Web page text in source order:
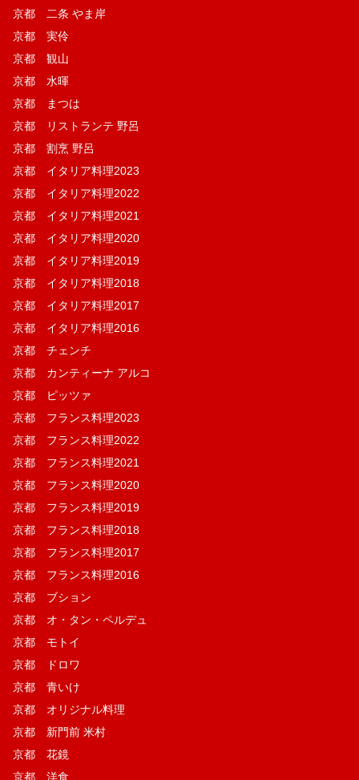
京都 二条 やま岸
京都 実伶
京都 観山
京都 水暉
京都 まつは
京都 リストランテ 野呂
京都 割烹 野呂
京都 イタリア料理2023
京都 イタリア料理2022
京都 イタリア料理2021
京都 イタリア料理2020
京都 イタリア料理2019
京都 イタリア料理2018
京都 イタリア料理2017
京都 イタリア料理2016
京都 チェンチ
京都 カンティーナ アルコ
京都 ピッツァ
京都 フランス料理2023
京都 フランス料理2022
京都 フランス料理2021
京都 フランス料理2020
京都 フランス料理2019
京都 フランス料理2018
京都 フランス料理2017
京都 フランス料理2016
京都 ブション
京都 オ・タン・ペルデュ
京都 モトイ
京都 ドロワ
京都 青いけ
京都 オリジナル料理
京都 新門前 米村
京都 花鏡
京都 洋食